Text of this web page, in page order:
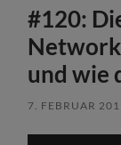
#120:
und wie
7. FEBRUAR